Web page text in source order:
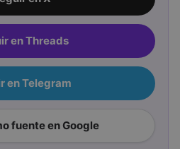
en Threads
en Telegram
fuente en Google